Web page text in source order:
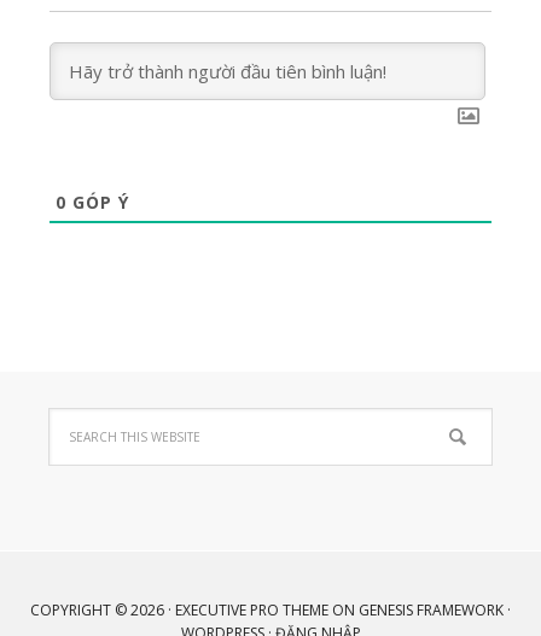
0 GÓP Ý
COPYRIGHT © 2026 · EXECUTIVE PRO THEME ON GENESIS FRAMEWORK ·